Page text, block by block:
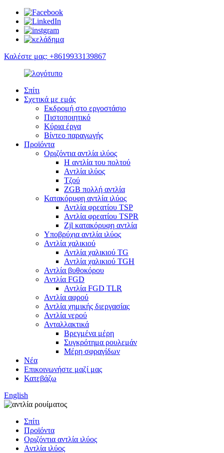
Καλέστε μας: +8619933139867
Σπίτι
Σχετικά με εμάς
Εκδρομή στο εργοστάσιο
Πιστοποιητικό
Κύρια έργα
Βίντεο παραγωγής
Προϊόντα
Οριζόντια αντλία ιλύος
Η αντλία του πολτού
Αντλία ιλύος
Τζού
ZGB πολλή αντλία
Κατακόρυφη αντλία ιλύος
Αντλία φρεατίου TSP
Αντλία φρεατίου TSPR
Zjl κατακόρυφη αντλία
Υποβρύχια αντλία ιλύος
Αντλία χαλικιού
Αντλία χαλικιού TG
Αντλία χαλικιού TGH
Αντλία βυθοκόρου
Αντλία FGD
Αντλία FGD TLR
Αντλία αφρού
Αντλία χημικής διεργασίας
Αντλία νερού
Ανταλλακτικά
Βρεγμένα μέρη
Συγκρότημα ρουλεμάν
Μέρη σφραγίδων
Νέα
Επικοινωνήστε μαζί μας
Κατεβάζω
English
Σπίτι
Προϊόντα
Οριζόντια αντλία ιλύος
Αντλία ιλύος